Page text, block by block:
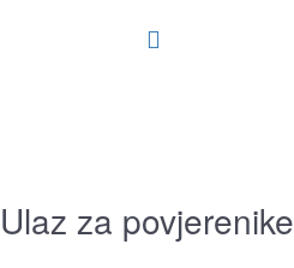
Ulaz za povjerenike